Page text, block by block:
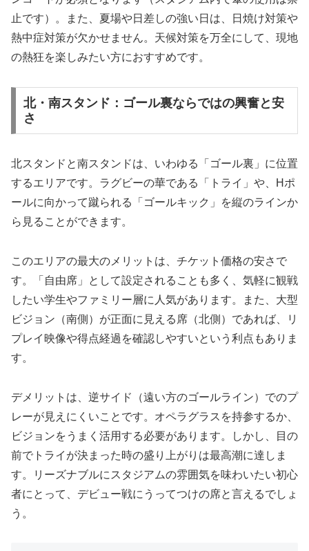
止です）。また、夏場や日差しの強い日は、日焼け対策や
熱中症対策が欠かせません。天候対策を万全にして、現地
の熱狂を楽しみたい方におすすめです。
北・南スタンド：ゴール裏ならではの興奮と安
さ
北スタンドと南スタンドは、いわゆる「ゴール裏」に位置
するエリアです。ラグビーの華である「トライ」や、Hポ
ールに向かって蹴られる「ゴールキック」を縦のラインか
ら見ることができます。
このエリアの最大のメリットは、チケット価格の安さで
す。「自由席」として設定されることも多く、気軽に観戦
したい学生やファミリー層に人気があります。また、大型
ビジョン（南側）が正面に見える席（北側）であれば、リ
プレイ映像や得点経過を確認しやすいという利点もありま
す。
デメリットは、逆サイド（遠い方のゴールライン）でのプ
レーが見えにくいことです。オペラグラスを持参するか、
ビジョンをうまく活用する必要があります。しかし、目の
前でトライが決まった時の盛り上がりは最高潮に達しま
す。リーズナブルにスタジアムの雰囲気を味わいたい初心
者にとって、デビュー戦にうってつけの席と言えるでしょ
う。